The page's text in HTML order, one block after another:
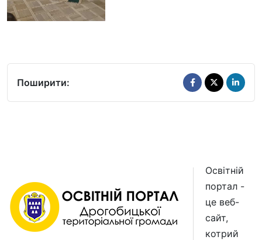
Поширити:
Освітній
портал -
це веб-
сайт,
котрий